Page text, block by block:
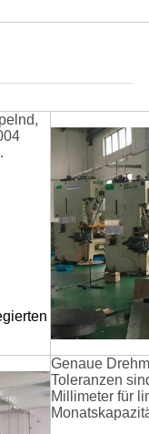
Genaue
Toleranzen
Millimeter für